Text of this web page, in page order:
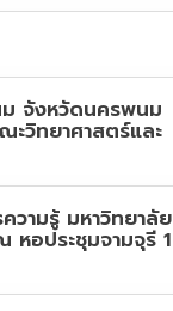
ม จังหวัดนครพนม
วิทยาศาสตร์และ
วามรู้ มหาวิทยาลัย
อประชุมจามจุรี 1